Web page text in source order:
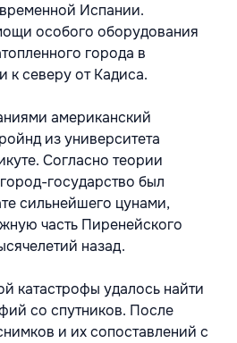
Испании.
особого оборудования
города в
к северу от Кадиса.
американский
из университета
Согласно теории
государство был
сильнейшего цунами,
часть Пиренейского
назад.
катастрофы удалось найти
со спутников. После
и их сопоставлений с